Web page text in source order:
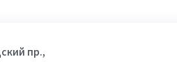
пр.,